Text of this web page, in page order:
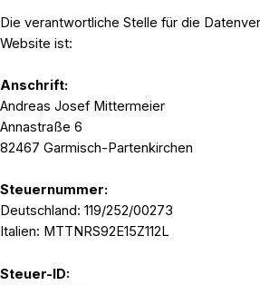
Die verantwortliche Stelle für die
Website ist:
Anschrift:
Andreas Josef Mittermeier
Annastraße 6
82467 Garmisch-Partenkirchen
Steuernummer:
Deutschland: 119/252/00273
Italien: MTTNRS92E15Z112L
Steuer-ID: